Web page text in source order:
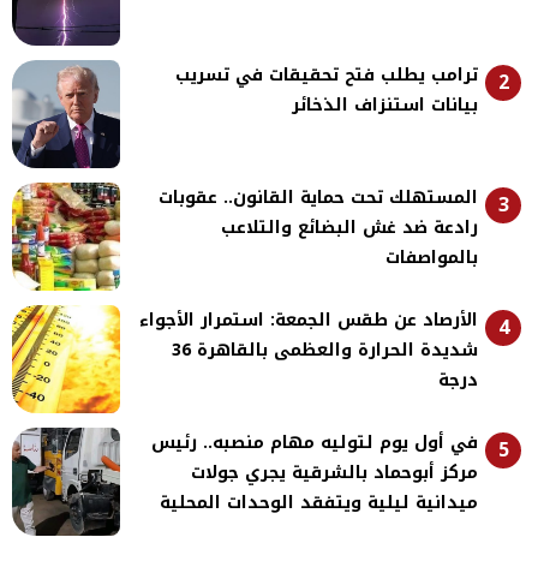
2
ترامب يطلب فتح تحقيقات في تسريب
بيانات استنزاف الذخائر
3
المستهلك تحت حماية القانون.. عقوبات
رادعة ضد غش البضائع والتلاعب
بالمواصفات
4
الأرصاد عن طقس الجمعة: استمرار الأجواء
شديدة الحرارة والعظمى بالقاهرة 36
درجة
5
في أول يوم لتوليه مهام منصبه.. رئيس
مركز أبوحماد بالشرقية يجري جولات
ميدانية ليلية ويتفقد الوحدات المحلية